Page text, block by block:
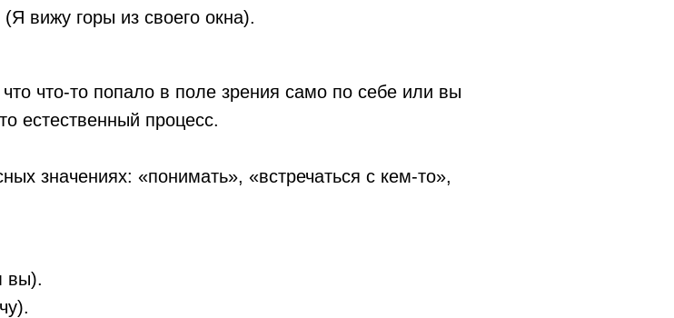
(Я вижу горы из своего окна).
что-то попало в поле зрения само по себе или вы
естественный процесс.
значениях: «понимать», «встречаться с кем-то»,
вы).